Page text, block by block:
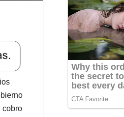
cobro